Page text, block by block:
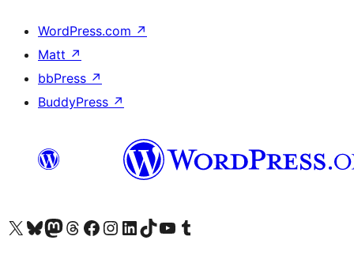
WordPress.com ↗
Matt ↗
bbPress ↗
BuddyPress ↗
Visit our X (formerly Twitter) account
Visit our Bluesky account
Visit our Mastodon account
Visit our Threads account
Visit our Facebook page
Visit our Instagram account
Visit our LinkedIn account
Visit our TikTok account
Näytä YouTube-kanava
Visit our Tumblr account